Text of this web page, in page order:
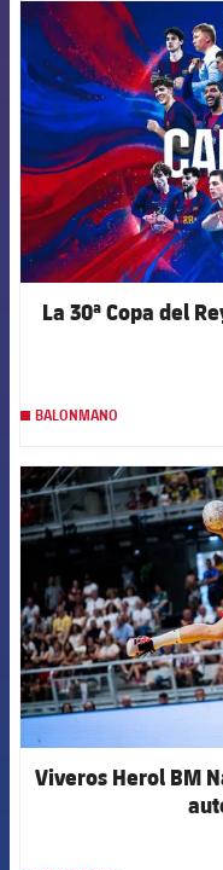
La 30ª Copa del
BALONMANO
Viveros Herol BM